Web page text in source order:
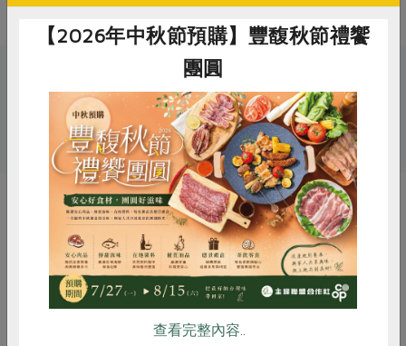
關鍵字
# 紅麴 # 花肉社 # 豬肉
你可能有興趣的產品
惜食 RPET 食譜 減硝酸鹽
雞蛋 食安 共同購買
【2026年中秋節預購】豐馥秋節禮饗
團圓
查看完整內容..